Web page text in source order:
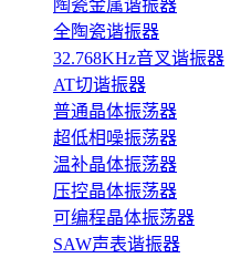
陶瓷金属谐振器
全陶瓷谐振器
32.768KHz音叉谐振器
AT切谐振器
普通晶体振荡器
超低相噪振荡器
温补晶体振荡器
压控晶体振荡器
可编程晶体振荡器
SAW声表谐振器